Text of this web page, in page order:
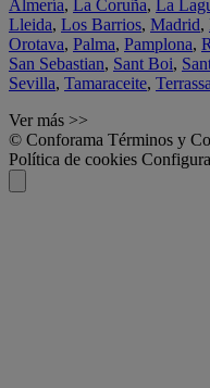
Almería, La Coruña, La
Lleida, Los Barrios, Madrid,
Orotava, Palma, Pamplona,
San Sebastian, Sant Boi,
Sevilla, Tamaraceite, Terrassa
Ver más >>
© Conforama Términos y
Política de cookies